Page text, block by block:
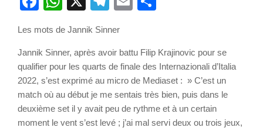
Les mots de Jannik Sinner
Jannik Sinner, après avoir battu Filip Krajinovic pour se
qualifier pour les quarts de finale des Internazionali d’Italia
2022, s’est exprimé au micro de Mediaset : » C’est un
match où au début je me sentais très bien, puis dans le
deuxième set il y avait peu de rythme et à un certain
moment le vent s’est levé ; j’ai mal servi deux ou trois jeux,